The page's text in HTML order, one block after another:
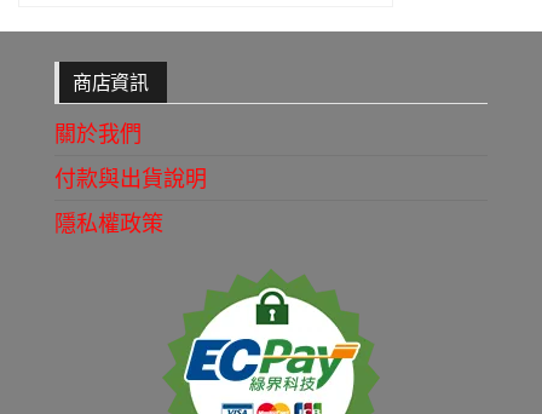
商店資訊
關於我們
付款與出貨說明
隱私權政策